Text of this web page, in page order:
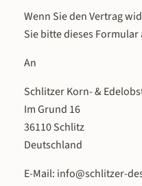
Wenn Sie den Vertrag
Sie bitte dieses
An
Schlitzer Korn- &
Im Grund 16
36110 Schlitz
Deutschland
E-Mail: info@schlitzer-